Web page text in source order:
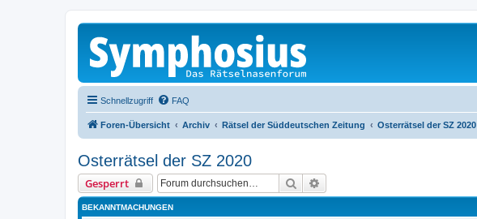
Schnellzugriff FAQ
Foren-Übersicht Archiv Rätsel der Süddeutschen Zeitung Osterrätsel der SZ 2020
Osterrätsel der SZ 2020
Gesperrt Suche
BEKANNTMACHUNGEN